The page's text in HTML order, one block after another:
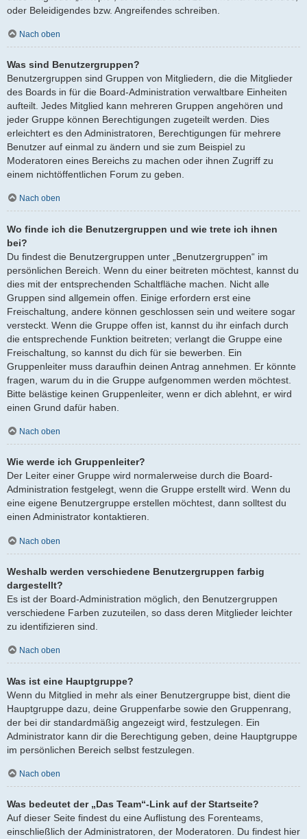
oder Beleidigendes bzw. Angreifendes schreiben.
Nach oben
Was sind Benutzergruppen?
Benutzergruppen sind Gruppen von Mitgliedern, die die Mitglieder
des Boards in für die Board-Administration verwaltbare Einheiten
aufteilt. Jedes Mitglied kann mehreren Gruppen angehören und
jeder Gruppe können Berechtigungen zugeteilt werden. Dies
erleichtert es den Administratoren, Berechtigungen für mehrere
Benutzer auf einmal zu ändern und sie zum Beispiel zu
Moderatoren eines Bereichs zu machen oder ihnen Zugriff zu
einem nichtöffentlichen Forum zu geben.
Nach oben
Wo finde ich die Benutzergruppen und wie trete ich ihnen
bei?
Du findest die Benutzergruppen unter „Benutzergruppen“ im
persönlichen Bereich. Wenn du einer beitreten möchtest, kannst du
dies mit der entsprechenden Schaltfläche machen. Nicht alle
Gruppen sind allgemein offen. Einige erfordern erst eine
Freischaltung, andere können geschlossen sein und weitere sogar
versteckt. Wenn die Gruppe offen ist, kannst du ihr einfach durch
die entsprechende Funktion beitreten; verlangt die Gruppe eine
Freischaltung, so kannst du dich für sie bewerben. Ein
Gruppenleiter muss daraufhin deinen Antrag annehmen. Er könnte
fragen, warum du in die Gruppe aufgenommen werden möchtest.
Bitte belästige keinen Gruppenleiter, wenn er dich ablehnt, er wird
einen Grund dafür haben.
Nach oben
Wie werde ich Gruppenleiter?
Der Leiter einer Gruppe wird normalerweise durch die Board-
Administration festgelegt, wenn die Gruppe erstellt wird. Wenn du
eine eigene Benutzergruppe erstellen möchtest, dann solltest du
einen Administrator kontaktieren.
Nach oben
Weshalb werden verschiedene Benutzergruppen farbig
dargestellt?
Es ist der Board-Administration möglich, den Benutzergruppen
verschiedene Farben zuzuteilen, so dass deren Mitglieder leichter
zu identifizieren sind.
Nach oben
Was ist eine Hauptgruppe?
Wenn du Mitglied in mehr als einer Benutzergruppe bist, dient die
Hauptgruppe dazu, deine Gruppenfarbe sowie den Gruppenrang,
der bei dir standardmäßig angezeigt wird, festzulegen. Ein
Administrator kann dir die Berechtigung geben, deine Hauptgruppe
im persönlichen Bereich selbst festzulegen.
Nach oben
Was bedeutet der „Das Team“-Link auf der Startseite?
Auf dieser Seite findest du eine Auflistung des Forenteams,
einschließlich der Administratoren, der Moderatoren. Du findest hier